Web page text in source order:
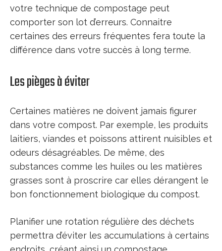
votre technique de compostage peut
comporter son lot d’erreurs. Connaitre
certaines des erreurs fréquentes fera toute la
différence dans votre succès à long terme.
Les pièges à éviter
Certaines matières ne doivent jamais figurer
dans votre compost. Par exemple, les produits
laitiers, viandes et poissons attirent nuisibles et
odeurs désagréables. De même, des
substances comme les huiles ou les matières
grasses sont à proscrire car elles dérangent le
bon fonctionnement biologique du compost.
Planifier une rotation régulière des déchets
permettra d’éviter les accumulations à certains